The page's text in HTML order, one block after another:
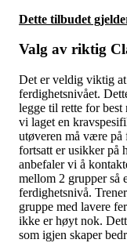
Dette tilbudet
Valg av riktig
Det er veldig viktig
ferdighetsnivået.
legge til rette for
vi laget en
utøveren må være
fortsatt er usikker på
anbefaler vi å
mellom 2 grupper så
ferdighetsnivå.
gruppe med lavere
ikke er høyt nok.
som igjen skaper